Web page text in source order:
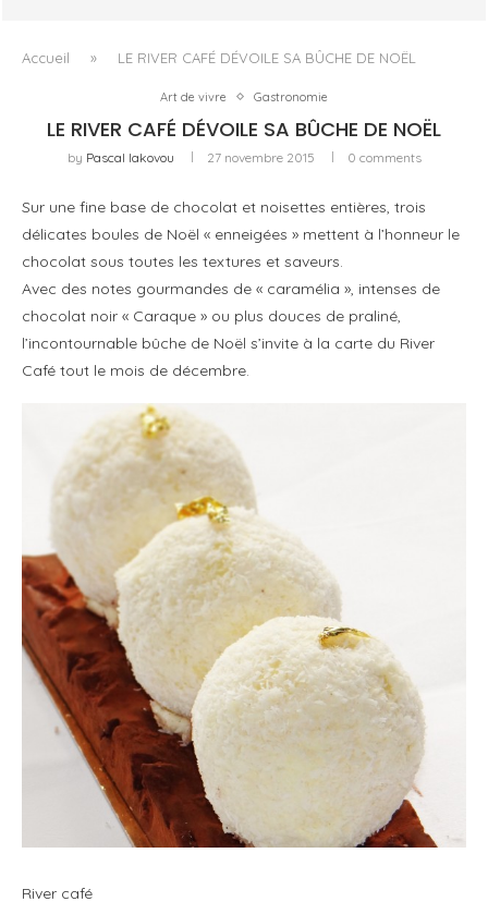
Accueil » LE RIVER CAFÉ DÉVOILE SA BÛCHE DE NOËL
Art de vivre Gastronomie
LE RIVER CAFÉ DÉVOILE SA BÛCHE DE NOËL
by Pascal Iakovou 27 novembre 2015 0 comments
Sur une fine base de chocolat et noisettes entières, trois
délicates boules de Noël « enneigées » mettent à l’honneur le
chocolat sous toutes les textures et saveurs.
Avec des notes gourmandes de « caramélia », intenses de
chocolat noir « Caraque » ou plus douces de praliné,
l’incontournable bûche de Noël s’invite à la carte du River
Café tout le mois de décembre.
River café